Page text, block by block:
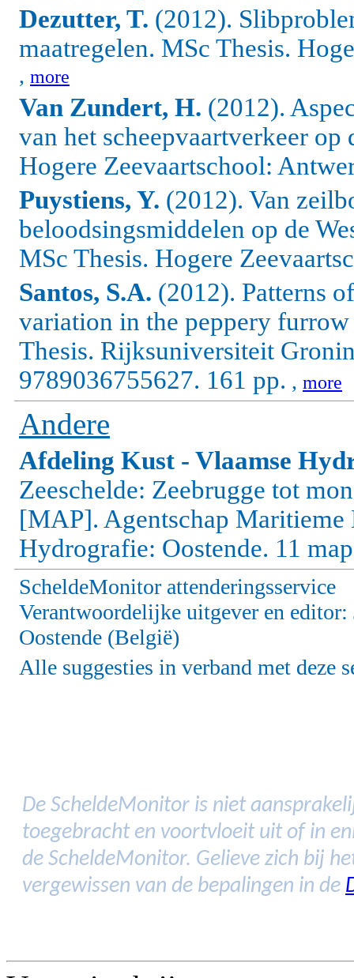
Dezutter, T. (2012).
maatregelen. MSc Thesis.
, more
Van Zundert, H. (2012).
van het scheepvaartverkeer op
Hogere Zeevaartschool:
Puystiens, Y. (2012). Van
beloodsingsmiddelen op de
MSc Thesis. Hogere
Santos, S.A. (2012). Patterns
variation in the peppery
Thesis. Rijksuniversiteit
9789036755627. 161 pp. , more
Andere
Afdeling Kust - Vlaamse
Zeeschelde: Zeebrugge tot
[MAP]. Agentschap
Hydrografie: Oostende. 11
ScheldeMonitor attenderingsservice
Verantwoordelijke uitgever en editor:
Oostende (België)
Alle suggesties in verband met deze
De ScheldeMonitor is niet
toegebracht en voortvloeit uit of in
de ScheldeMonitor. Gelieve zich bij
vergewissen van de bepalingen in de